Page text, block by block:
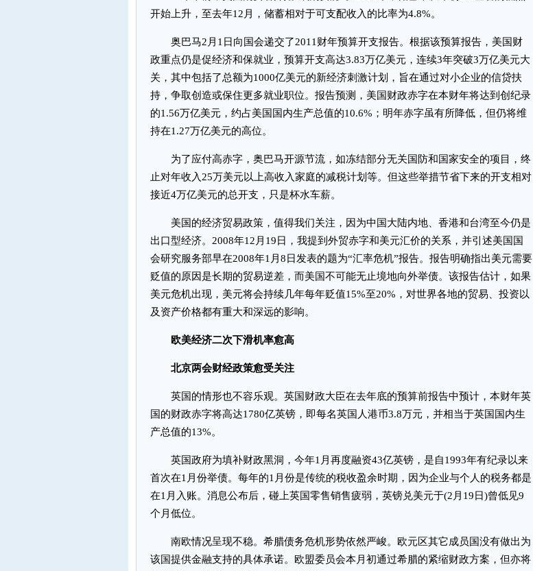
开始上升，至去年12月，储蓄相对于可支配收入的比率为4.8%。
奥巴马2月1日向国会递交了2011财年预算开支报告。根据该预算报告，美国财
政重点仍是促经济和保就业，预算开支高达3.83万亿美元，连续3年突破3万亿美元大
关，其中包括了总额为1000亿美元的新经济刺激计划，旨在通过对小企业的信贷扶
持，争取创造或保住更多就业职位。报告预测，美国财政赤字在本财年将达到创纪录
的1.56万亿美元，约占美国国内生产总值的10.6%；明年赤字虽有所降低，但仍将维
持在1.27万亿美元的高位。
为了应付高赤字，奥巴马开源节流，如冻结部分无关国防和国家安全的项目，终
止对年收入25万美元以上高收入家庭的减税计划等。但这些举措节省下来的开支相对
接近4万亿美元的总开支，只是杯水车薪。
美国的经济贸易政策，值得我们关注，因为中国大陆内地、香港和台湾至今仍是
出口型经济。2008年12月19日，我提到外贸赤字和美元汇价的关系，并引述美国国
会研究服务部早在2008年1月8日发表的题为“汇率危机”报告。报告明确指出美元需要
贬值的原因是长期的贸易逆差，而美国不可能无止境地向外举债。该报告估计，如果
美元危机出现，美元将会持续几年每年贬值15%至20%，对世界各地的贸易、投资以
及资产价格都有重大和深远的影响。
欧美经济二次下滑机率愈高
北京两会财经政策愈受关注
英国的情形也不容乐观。英国财政大臣在去年底的预算前报告中预计，本财年英
国的财政赤字将高达1780亿英镑，即每名英国人港币3.8万元，并相当于英国国内生
产总值的13%。
英国政府为填补财政黑洞，今年1月再度融资43亿英镑，是自1993年有纪录以来
首次在1月份举债。每年的1月份是传统的税收盈余时期，因为企业与个人的税务都是
在1月入账。消息公布后，碰上英国零售销售疲弱，英镑兑美元于(2月19日)曾低见9
个月低位。
南欧情况呈现不稳。希腊债务危机形势依然严峻。欧元区其它成员国没有做出为
该国提供金融支持的具体承诺。欧盟委员会本月初通过希腊的紧缩财政方案，但亦将